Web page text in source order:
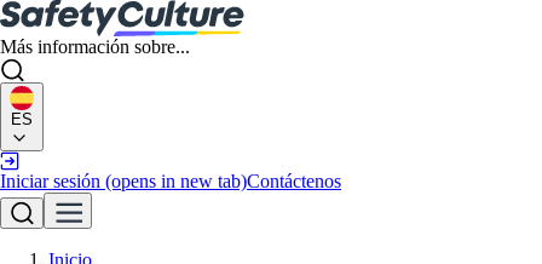
Más información sobre...
ES
Iniciar sesión (opens in new tab)Contáctenos
Inicio